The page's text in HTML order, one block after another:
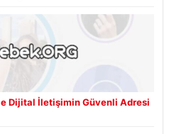
Dijital İletişimin Güvenli Adresi